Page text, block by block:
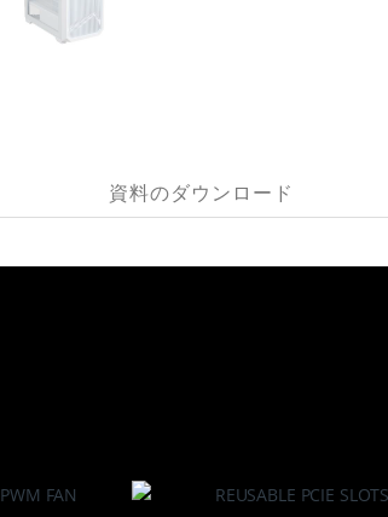
資料のダウンロード